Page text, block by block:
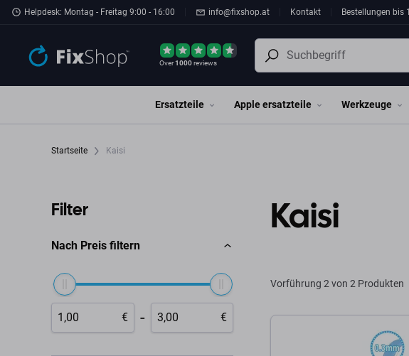
Zum Hauptinhalt springen
Helpdesk: Montag - Freitag 9:00 - 16:00 info@fixshop.at Kontakt Bestellungen bis
Over1000reviews
Ersatzteile Apple ersatzteile Werkzeuge
Startseite Kaisi
Filter
Nach Preis filtern
€ - €
Kaisi
Vorführung 2 von 2 Produkten